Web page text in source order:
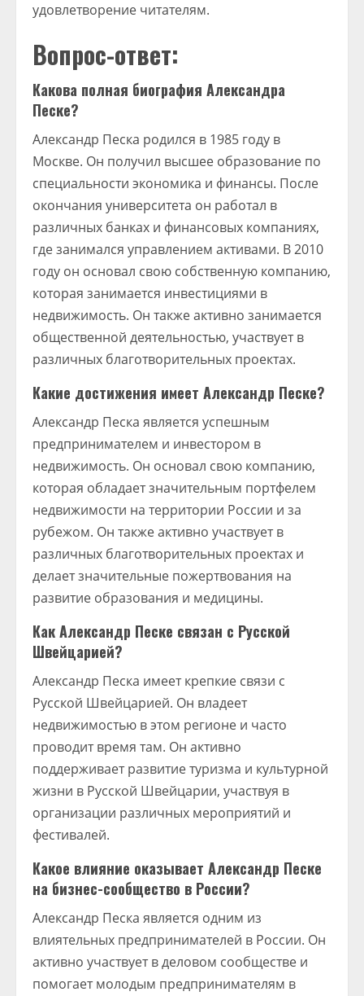
удовлетворение читателям.
Вопрос-ответ:
Какова полная биография Александра
Песке?
Александр Песка родился в 1985 году в
Москве. Он получил высшее образование по
специальности экономика и финансы. После
окончания университета он работал в
различных банках и финансовых компаниях,
где занимался управлением активами. В 2010
году он основал свою собственную компанию,
которая занимается инвестициями в
недвижимость. Он также активно занимается
общественной деятельностью, участвует в
различных благотворительных проектах.
Какие достижения имеет Александр Песке?
Александр Песка является успешным
предпринимателем и инвестором в
недвижимость. Он основал свою компанию,
которая обладает значительным портфелем
недвижимости на территории России и за
рубежом. Он также активно участвует в
различных благотворительных проектах и
делает значительные пожертвования на
развитие образования и медицины.
Как Александр Песке связан с Русской
Швейцарией?
Александр Песка имеет крепкие связи с
Русской Швейцарией. Он владеет
недвижимостью в этом регионе и часто
проводит время там. Он активно
поддерживает развитие туризма и культурной
жизни в Русской Швейцарии, участвуя в
организации различных мероприятий и
фестивалей.
Какое влияние оказывает Александр Песке
на бизнес-сообщество в России?
Александр Песка является одним из
влиятельных предпринимателей в России. Он
активно участвует в деловом сообществе и
помогает молодым предпринимателям в